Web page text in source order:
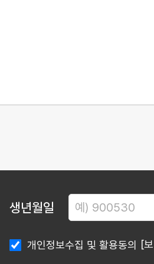
생년월일
개인정보수집 및 활용동의 [